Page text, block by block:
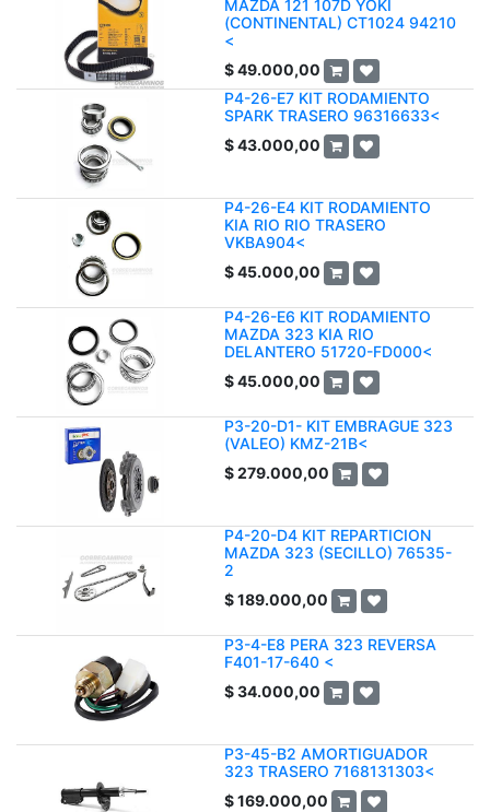
MAZDA 121 107D YOKI
(CONTINENTAL) CT1024 94210
<
$49.000,00
P4-26-E7 KIT RODAMIENTO
SPARK TRASERO 96316633<
$43.000,00
P4-26-E4 KIT RODAMIENTO
KIA RIO RIO TRASERO
VKBA904<
$45.000,00
P4-26-E6 KIT RODAMIENTO
MAZDA 323 KIA RIO
DELANTERO 51720-FD000<
$45.000,00
P3-20-D1- KIT EMBRAGUE 323
(VALEO) KMZ-21B<
$279.000,00
P4-20-D4 KIT REPARTICION
MAZDA 323 (SECILLO) 76535-
2
$189.000,00
P3-4-E8 PERA 323 REVERSA
F401-17-640 <
$34.000,00
P3-45-B2 AMORTIGUADOR
323 TRASERO 7168131303<
$169.000,00